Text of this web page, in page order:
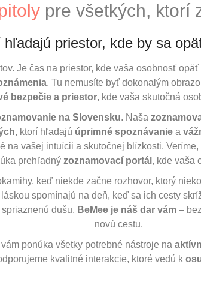
pre všetkých, ktorí
priestor, kde by sa
Je čas na priestor, kde vaša osobnosť
. Tu nemusíte byť dokonalým
bezpečie a priestor, kde vaša skutočná
na Slovensku. Naša
, ktorí hľadajú úprimné spoznávaniea
na vašej intuícii a skutočnej blízkosti. Veríme,
prehľadný zoznamovací portál , kde vaša
keď niekde začne rozhovor, ktorý
spomínajú na deň, keď sa ich cesty
dušu. BeMee je náš dar vám–
novú cestu.
ponúka všetky potrebné nástroje na
kvalitné interakcie, ktoré vedú k